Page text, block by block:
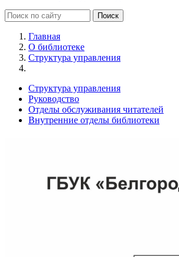
Главная
О библиотеке
Структура управления
Структура управления
Руководство
Отделы обслуживания читателей
Внутренние отделы библиотеки